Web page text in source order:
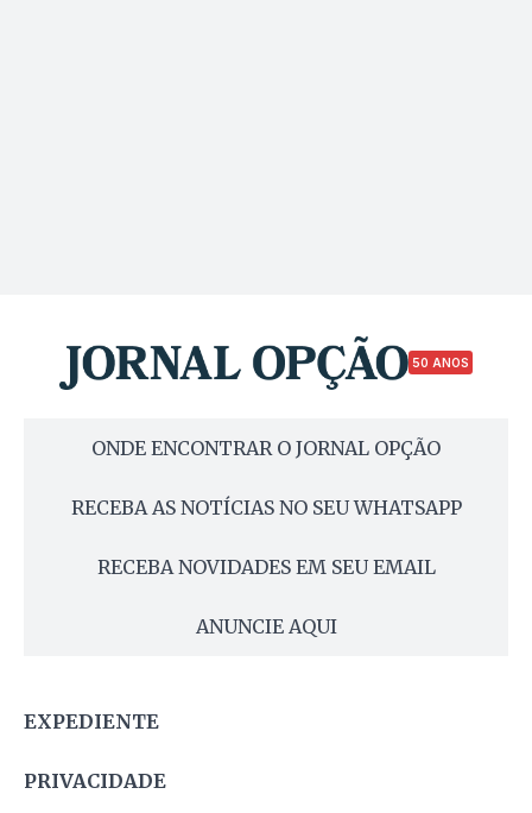
50 ANOS
ONDE ENCONTRAR O JORNAL OPÇÃO
RECEBA AS NOTÍCIAS NO SEU WHATSAPP
RECEBA NOVIDADES EM SEU EMAIL
ANUNCIE AQUI
EXPEDIENTE
PRIVACIDADE